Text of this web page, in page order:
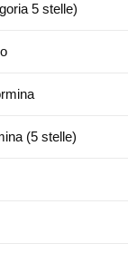
5 stelle)
(5 stelle)